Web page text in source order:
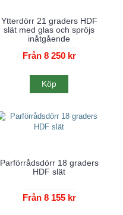
Ytterdörr 21 graders HDF
slät med glas och spröjs
inåtgående
Från 8 250 kr
Köp
Parförrådsdörr 18 graders
HDF slät
Från 8 155 kr